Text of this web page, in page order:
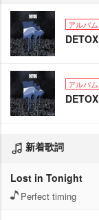
アルバム
DETOX
アルバム
DETOX
新着歌詞
Lost in Tonight
Perfect timing